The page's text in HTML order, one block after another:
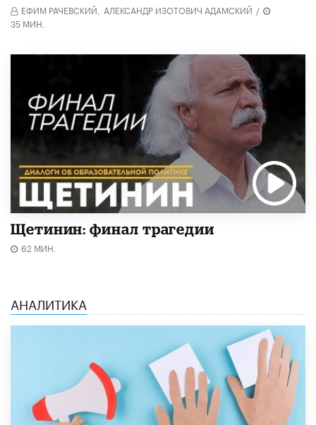
ЕФИМ РАЧЕВСКИЙ, АЛЕКСАНДР ИЗОТОВИЧ АДАМСКИЙ /
35 МИН.
Щетинин: финал трагедии
62 МИН.
АНАЛИТИКА